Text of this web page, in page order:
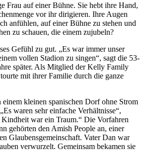
Frau auf einer Bühne. Sie hebt ihre Hand,
vor ihr dirigieren. Ihre Augen
anfühlen, auf einer Bühne zu stehen und
zu schauen, die einem zujubeln?
Gefühl zu gut. „Es war immer unser
vollen Stadion zu singen“, sagt die 53-
später. Als Mitglied der Kelly Family
mit ihrer Familie durch die ganze
kleinen spanischen Dorf ohne Strom
waren sehr einfache Verhältnisse“,
Kindheit war ein Traum.“ Die Vorfahren
gehörten den Amish People an, einer
Glaubensgemeinschaft. Vater Dan war
verwurzelt. Gemeinsam bekamen sie